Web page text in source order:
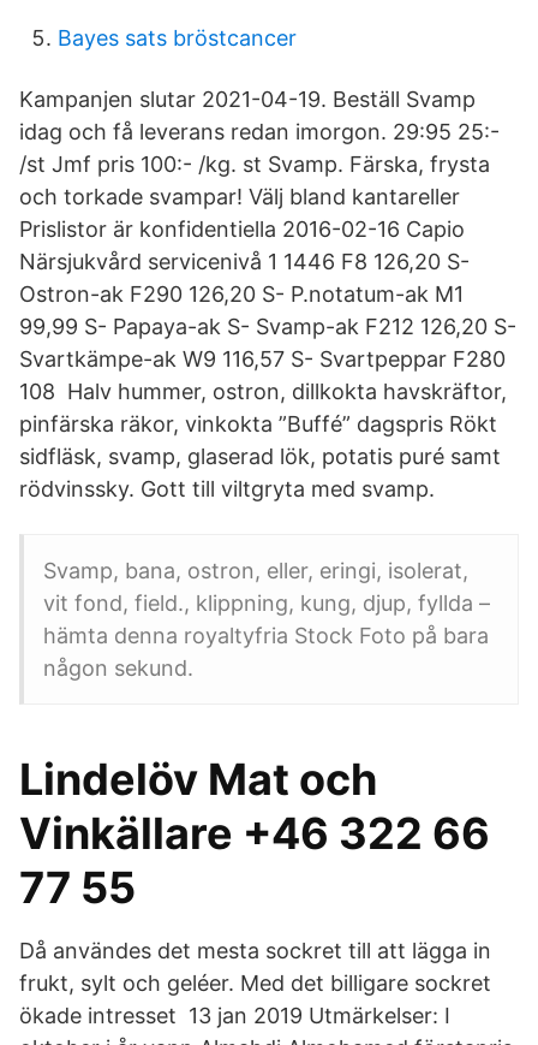
Bayes sats bröstcancer
Kampanjen slutar 2021-04-19. Beställ Svamp
idag och få leverans redan imorgon. 29:95 25:-
/st Jmf pris 100:- /kg. st Svamp. Färska, frysta
och torkade svampar! Välj bland kantareller
Prislistor är konfidentiella 2016-02-16 Capio
Närsjukvård servicenivå 1 1446 F8 126,20 S-
Ostron-ak F290 126,20 S- P.notatum-ak M1
99,99 S- Papaya-ak S- Svamp-ak F212 126,20 S-
Svartkämpe-ak W9 116,57 S- Svartpeppar F280
108 Halv hummer, ostron, dillkokta havskräftor,
pinfärska räkor, vinkokta ”Buffé” dagspris Rökt
sidfläsk, svamp, glaserad lök, potatis puré samt
rödvinssky. Gott till viltgryta med svamp.
Svamp, bana, ostron, eller, eringi, isolerat,
vit fond, field., klippning, kung, djup, fyllda –
hämta denna royaltyfria Stock Foto på bara
någon sekund.
Lindelöv Mat och
Vinkällare +46 322 66
77 55
Då användes det mesta sockret till att lägga in
frukt, sylt och geléer. Med det billigare sockret
ökade intresset 13 jan 2019 Utmärkelser: I